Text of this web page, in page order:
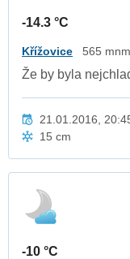
-14.3 °C
Křížovice 565
Že by byla
21.01.2016,
15 cm
-10 °C